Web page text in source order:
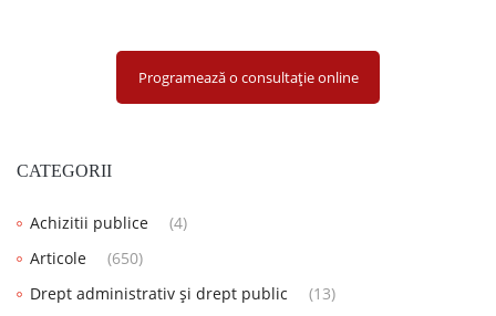
Programează o consultație online
CATEGORII
Achizitii publice
(4)
Articole
(650)
Drept administrativ și drept public
(13)